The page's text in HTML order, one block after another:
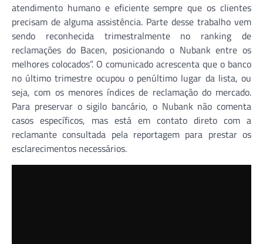
atendimento humano e eficiente sempre que os clientes
precisam de alguma assistência. Parte desse trabalho vem
sendo reconhecida trimestralmente no ranking de
reclamações do Bacen, posicionando o Nubank entre os
melhores colocados”. O comunicado acrescenta que o banco
no último trimestre ocupou o penúltimo lugar da lista, ou
seja, com os menores índices de reclamação do mercado.
Para preservar o sigilo bancário, o Nubank não comenta
casos específicos, mas está em contato direto com a
reclamante consultada pela reportagem para prestar os
esclarecimentos necessários.